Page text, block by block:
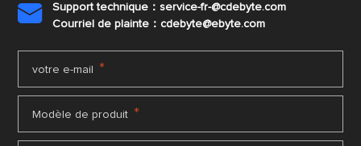

Support technique：service-fr-@cdebyte.com
Courriel de plainte：cdebyte@ebyte.com
votre e-mail *
Modèle de produit *